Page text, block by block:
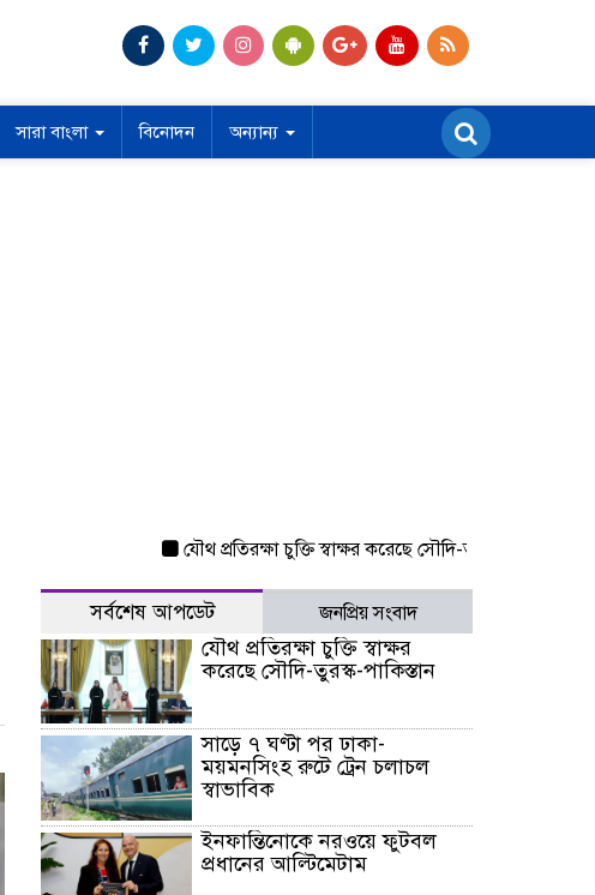
সারা বাংলা বিনোদন অন্যান্য
যৌথ প্রতিরক্ষা চুক্তি স্বাক্ষর করেছে সৌদি-তুরস্ক-পাকিস্তান
সর্বশেষ আপডেট জনপ্রিয় সংবাদ
যৌথ প্রতিরক্ষা চুক্তি স্বাক্ষর
করেছে সৌদি-তুরস্ক-পাকিস্তান
সাড়ে ৭ ঘণ্টা পর ঢাকা-
ময়মনসিংহ রুটে ট্রেন চলাচল
স্বাভাবিক
ইনফান্তিনোকে নরওয়ে ফুটবল
প্রধানের আল্টিমেটাম